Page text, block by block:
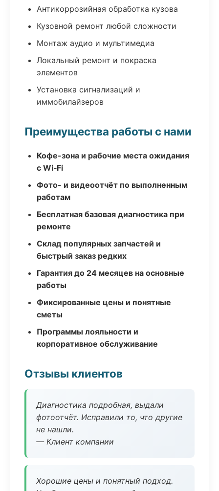
Антикоррозийная обработка кузова
Кузовной ремонт любой сложности
Монтаж аудио и мультимедиа
Локальный ремонт и покраска
элементов
Установка сигнализаций и
иммобилайзеров
Преимущества работы с нами
Кофе-зона и рабочие места ожидания
с Wi‑Fi
Фото- и видеоотчёт по выполненным
работам
Бесплатная базовая диагностика при
ремонте
Склад популярных запчастей и
быстрый заказ редких
Гарантия до 24 месяцев на основные
работы
Фиксированные цены и понятные
сметы
Программы лояльности и
корпоративное обслуживание
Отзывы клиентов
Диагностика подробная, выдали
фотоотчёт. Исправили то, что другие
не нашли.
— Клиент компании
Хорошие цены и понятный подход.